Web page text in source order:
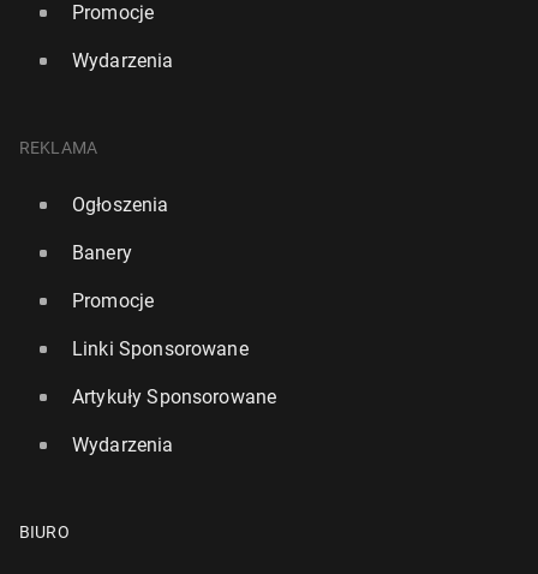
Promocje
Wydarzenia
REKLAMA
Ogłoszenia
Banery
Promocje
Linki Sponsorowane
Artykuły Sponsorowane
Wydarzenia
BIURO